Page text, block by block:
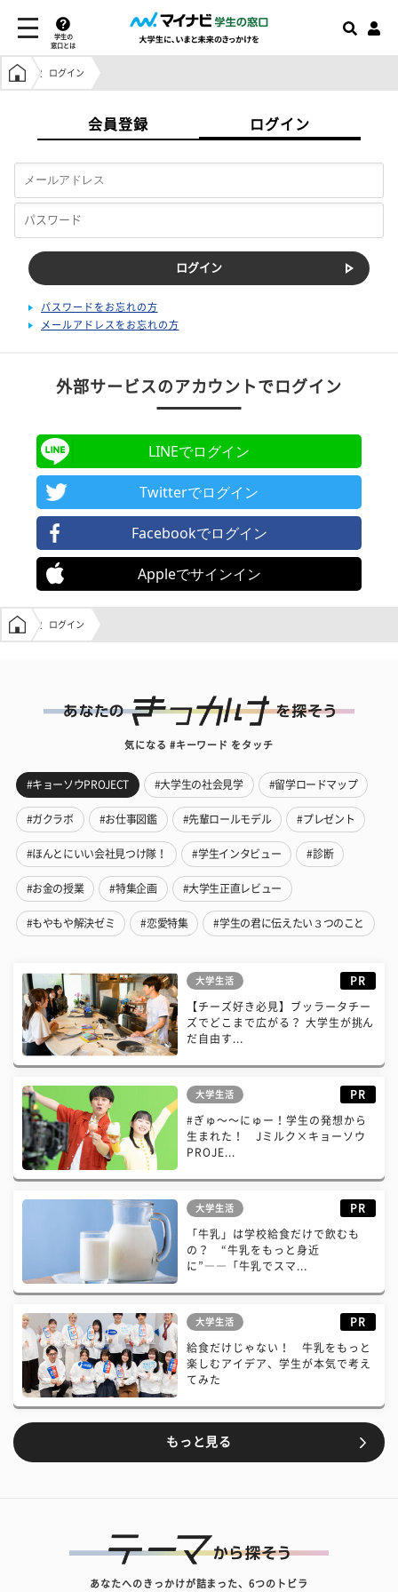
学生の
窓口とは
学生の窓口トップ
ログイン
会員登録 ログイン
パスワードをお忘れの方
メールアドレスをお忘れの方
外部サービスのアカウントでログイン
LINEでログイン
Twitterでログイン
Facebookでログイン
Appleでサインイン
学生の窓口トップ
ログイン
気になる #キーワード をタッチ
#キョーソウPROJECT #大学生の社会見学 #留学ロードマップ
#ガクラボ #お仕事図鑑 #先輩ロールモデル #プレゼント
#ほんとにいい会社見つけ隊！ #学生インタビュー #診断
#お金の授業 #特集企画 #大学生正直レビュー
#もやもや解決ゼミ #恋愛特集 #学生の君に伝えたい３つのこと
大学生活 PR
【チーズ好き必見】ブッラータチー
ズでどこまで広がる？ 大学生が挑ん
だ自由す...
大学生活 PR
#ぎゅ〜〜にゅー！学生の発想から
生まれた！ Jミルク×キョーソウ
PROJE...
大学生活 PR
「牛乳」は学校給食だけで飲むも
の？ “牛乳をもっと身近
に”――「牛乳でスマ...
大学生活 PR
給食だけじゃない！ 牛乳をもっと
楽しむアイデア、学生が本気で考え
てみた
もっと見る
あなたへのきっかけが詰まった、6つのトビラ